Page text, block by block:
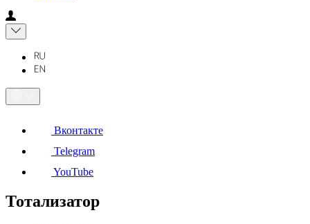
Вконтакте
Telegram
YouTube
Тотализатор